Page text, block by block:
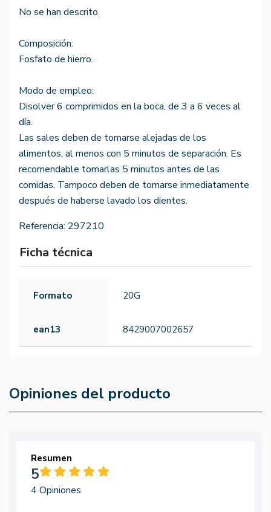
No se han descrito.
Composición:
Fosfato de hierro.
Modo de empleo:
Disolver 6 comprimidos en la boca, de 3 a 6 veces al
día.
Las sales deben de tomarse alejadas de los
alimentos, al menos con 5 minutos de separación. Es
recomendable tomarlas 5 minutos antes de las
comidas. Tampoco deben de tomarse inmediatamente
después de haberse lavado los dientes.
Referencia: 297210
Ficha técnica
Formato 20G
ean13 8429007002657
Opiniones del producto
Resumen
5
4 Opiniones